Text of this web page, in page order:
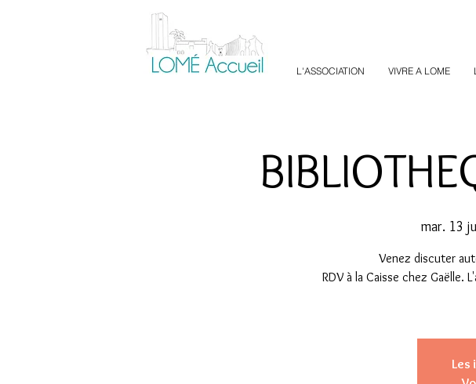
L'ASSOCIATION VIVRE A LOME
mar. 13
Venez discuter
RDV à la Caisse chez
Les